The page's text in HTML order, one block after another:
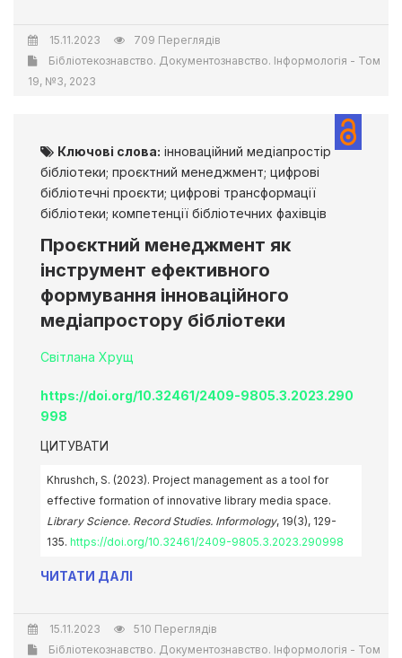
15.11.2023
709 Переглядів
Бібліотекознавство. Документознавство. Інформологія - Том
19, №3, 2023
Ключові слова: інноваційний медіапростір
бібліотеки; проєктний менеджмент; цифрові
бібліотечні проєкти; цифрові трансформації
бібліотеки; компетенції бібліотечних фахівців
Проєктний менеджмент як
інструмент ефективного
формування інноваційного
медіапростору бібліотеки
Світлана Хрущ
https://doi.org/10.32461/2409-9805.3.2023.290
998
ЦИТУВАТИ
Khrushch, S. (2023). Project management as a tool for
effective formation of innovative library media space.
Library Science. Record Studies. Informology, 19(3), 129-
135. https://doi.org/10.32461/2409-9805.3.2023.290998
ЧИТАТИ ДАЛІ
15.11.2023
510 Переглядів
Бібліотекознавство. Документознавство. Інформологія - Том